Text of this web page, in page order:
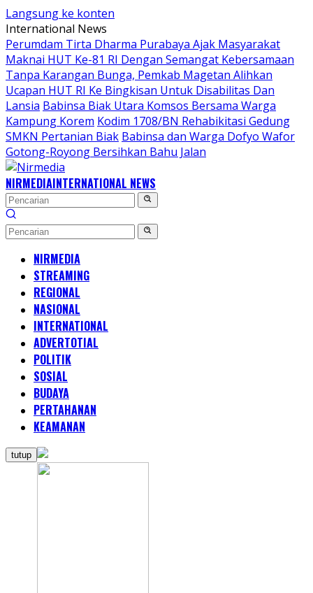
Langsung ke konten
International News
Perumdam Tirta Dharma Purabaya Ajak Masyarakat
Maknai HUT Ke-81 RI Dengan Semangat Kebersamaan
Tanpa Karangan Bunga, Pemkab Magetan Alihkan
Ucapan HUT RI Ke Bingkisan Untuk Disabilitas Dan
Lansia Babinsa Biak Utara Komsos Bersama Warga
Kampung Korem Kodim 1708/BN Rehabikitasi Gedung
SMKN Pertanian Biak Babinsa dan Warga Dofyo Wafor
Gotong-Royong Bersihkan Bahu Jalan
NIRMEDIAINTERNATIONAL NEWS
NIRMEDIA
STREAMING
REGIONAL
NASIONAL
INTERNATIONAL
ADVERTOTIAL
POLITIK
SOSIAL
BUDAYA
PERTAHANAN
KEAMANAN
tutup